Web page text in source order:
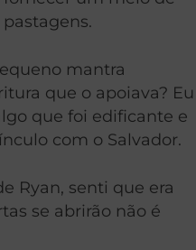
mantra
que o apoiava? Eu
que foi edificante e
com o Salvador.
Ryan, senti que era
se abrirão não é